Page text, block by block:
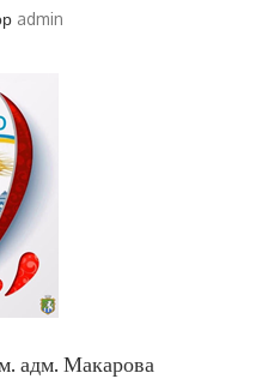
admin
адм. Макарова